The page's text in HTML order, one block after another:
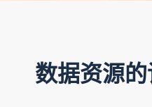
数据资源